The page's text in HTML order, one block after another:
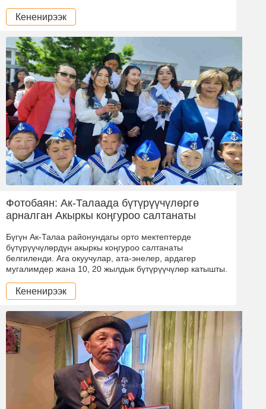
Кененирээк
Фотобаян: Ак-Талаада бүтүрүүчүлөргө
арналган Акыркы коңгуроо салтанаты
Бүгүн Ак-Талаа районундагы орто мектептерде
бүтүрүүчүлөрдүн акыркы коңгуроо салтанаты
белгиленди. Ага окуучулар, ата-энелер, ардагер
мугалимдер жана 10, 20 жылдык бүтүрүүчүлөр катышты.
Кененирээк